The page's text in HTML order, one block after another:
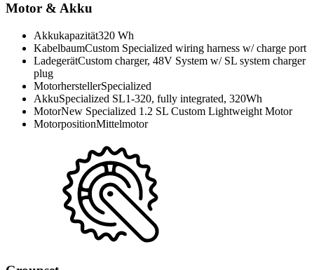
Motor & Akku
Akkukapazität320 Wh
KabelbaumCustom Specialized wiring harness w/ charge port
LadegerätCustom charger, 48V System w/ SL system charger
plug
MotorherstellerSpecialized
AkkuSpecialized SL1-320, fully integrated, 320Wh
MotorNew Specialized 1.2 SL Custom Lightweight Motor
MotorpositionMittelmotor